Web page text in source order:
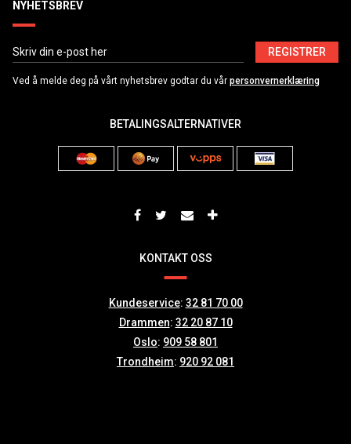
NYHETSBREV
REGISTRER
Ved å melde deg på vårt nyhetsbrev godtar du vår personvernerklæring
BETALINGSALTERNATIVER
KONTAKT OSS
Kundeservice: 32 81 70 00
Drammen: 32 20 87 10
Oslo: 909 58 801
Trondheim: 920 92 081